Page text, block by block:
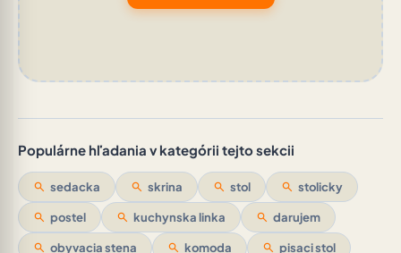
Populárne hľadania v kategórii tejto sekcii
search sedacka search skrina search stol search stolicky
search postel search kuchynska linka search darujem
search obyvacia stena search komoda search pisaci stol